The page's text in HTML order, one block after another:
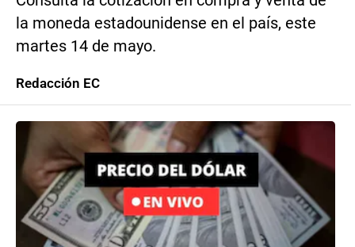
la moneda estadounidense en el país, este
martes 14 de mayo.
Redacción EC